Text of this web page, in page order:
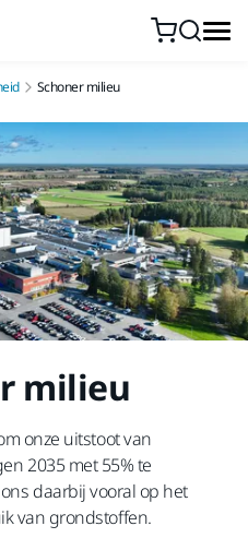
Doorgaan naar inhoud
Schoner milieu
milieu
onze uitstoot van
2035 met 55% te
daarbij vooral op het
van grondstoffen.